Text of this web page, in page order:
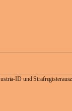
ID und